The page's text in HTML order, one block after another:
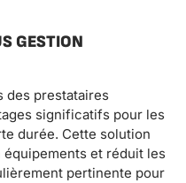
GESTION
des prestataires
significatifs pour les
durée. Cette solution
et réduit les
pertinente pour